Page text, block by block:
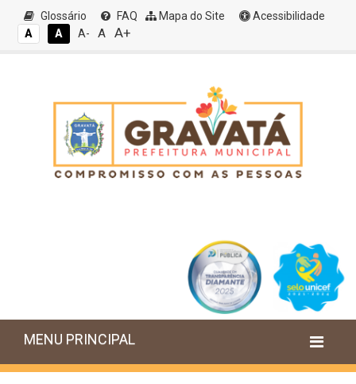
Glossário FAQ Mapa do Site
Acessibilidade
A
A A- A A+
MENU PRINCIPAL